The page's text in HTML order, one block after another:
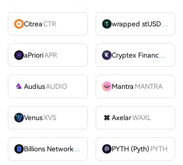
CitreaCTR wrapped stUSDT
aPrioriAPR Cryptex FinanceCTX
AudiusAUDIO Mantra MANTRA
VenusXVS AxelarWAXL
Billions Network
BILL PYTH (Pyth) PYTH